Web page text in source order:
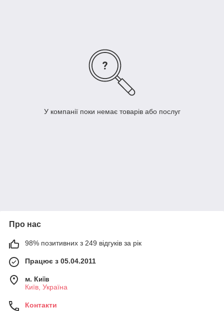
У компанії поки немає товарів або послуг
Про нас
98% позитивних з 249 відгуків за рік
Працює з 05.04.2011
м. Київ
Київ, Україна
Контакти